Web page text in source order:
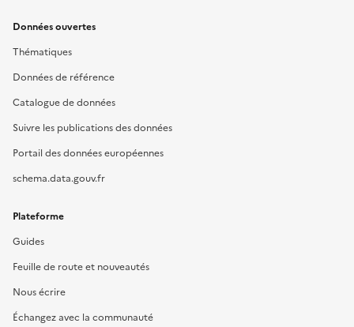
Données ouvertes
Thématiques
Données de référence
Catalogue de données
Suivre les publications des données
Portail des données européennes
schema.data.gouv.fr
Plateforme
Guides
Feuille de route et nouveautés
Nous écrire
Échangez avec la communauté